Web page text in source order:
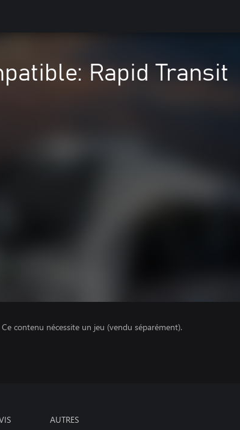
Rapid Transit
Ce contenu nécessite un jeu (vendu séparément).
AUTRES